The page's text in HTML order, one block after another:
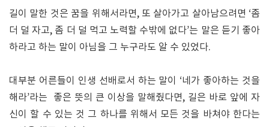
길이 말한 것은 꿈을 위해서라면, 또 살아가고 살아남으려면 ‘좀
더 덜 자고, 좀 더 덜 먹고 노력할 수밖에 없다’는 말은 듣기 좋아
하라고 하는 말이 아님을 그 누구라도 알 수 있었다.
대부분 어른들이 인생 선배로서 하는 말이 ‘네가 좋아하는 것을
해라’라는 좋은 뜻의 큰 이상을 말해줬다면, 길은 바로 앞에 자
신이 할 수 있는 것 그 하나를 위해서 모든 것을 바쳐야 한다는